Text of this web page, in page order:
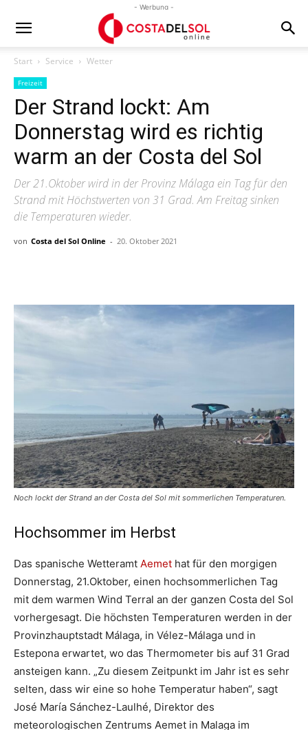
- Werbung -
Start Service Wetter
Freizeit
Der Strand lockt: Am
Donnerstag wird es richtig
warm an der Costa del Sol
Der 21.Oktober wird in der Provinz Málaga ein Tag für den
Strand mit Höchstwerten von 31 Grad. Am Freitag sinken
die Temperaturen wieder.
von Costa del Sol Online - 20. Oktober 2021
Noch lockt der Strand an der Costa del Sol mit sommerlichen Temperaturen.
Hochsommer im Herbst
Das spanische Wetteramt Aemet hat für den morgigen
Donnerstag, 21.Oktober, einen hochsommerlichen Tag
mit dem warmen Wind Terral an der ganzen Costa del Sol
vorhergesagt. Die höchsten Temperaturen werden in der
Provinzhauptstadt Málaga, in Vélez-Málaga und in
Estepona erwartet, wo das Thermometer bis auf 31 Grad
ansteigen kann. „Zu diesem Zeitpunkt im Jahr ist es sehr
selten, dass wir eine so hohe Temperatur haben“, sagt
José María Sánchez-Laulhé, Direktor des
meteorologischen Zentrums Aemet in Malaga im